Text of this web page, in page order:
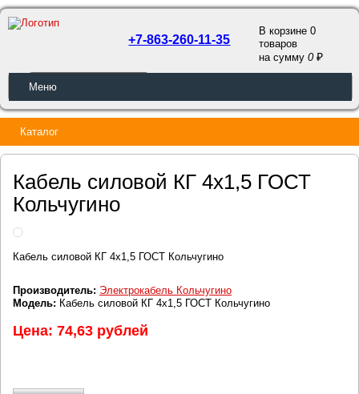
ОБРАТНЫЙ ЗВОНОК
+7-863-260-11-35
В корзине 0
товаров
на сумму0
Меню
Каталог
Кабель силовой КГ 4х1,5 ГОСТ
Кольчугино
Кабель силовой КГ 4х1,5 ГОСТ Кольчугино
Производитель: Электрокабель Кольчугино
Модель: Кабель силовой КГ 4х1,5 ГОСТ Кольчугино
Цена: 74,63 рублей